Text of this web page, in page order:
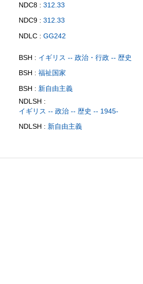
NDC8 : 312.33
NDC9 : 312.33
NDLC : GG242
BSH : イギリス -- 政治・行政 -- 歴史
BSH : 福祉国家
BSH : 新自由主義
NDLSH :
イギリス -- 政治 -- 歴史 -- 1945-
NDLSH : 新自由主義